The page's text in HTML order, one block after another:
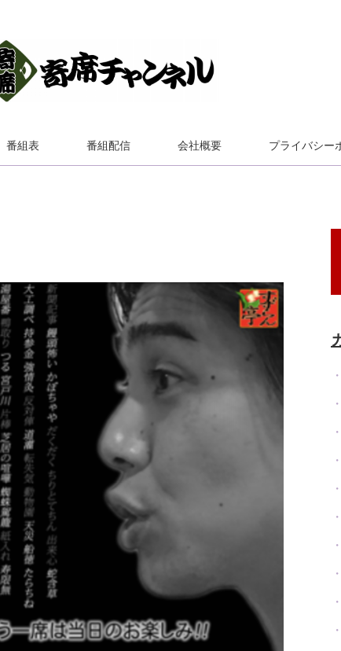
番組表 番組配信 会社概要 プライバシー